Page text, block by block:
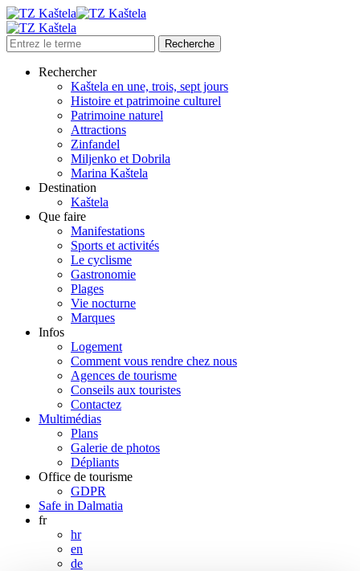
Rechercher
Kaštela en une, trois, sept jours
Histoire et patrimoine culturel
Patrimoine naturel
Attractions
Zinfandel
Miljenko et Dobrila
Marina Kaštela
Destination
Kaštela
Que faire
Manifestations
Sports et activités
Le cyclisme
Gastronomie
Plages
Vie nocturne
Marques
Infos
Logement
Comment vous rendre chez nous
Agences de tourisme
Conseils aux touristes
Contactez
Multimédias
Plans
Galerie de photos
Dépliants
Office de tourisme
GDPR
Safe in Dalmatia
fr
hr
en
de